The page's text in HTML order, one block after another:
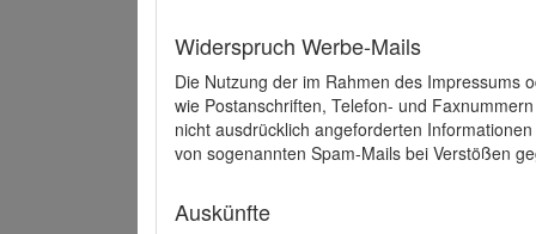
Widerspruch Werbe-Mails
Die Nutzung der im Rahmen des Impressums
wie Postanschriften, Telefon- und
nicht ausdrücklich angeforderten
von sogenannten Spam-Mails bei Verstößen
Auskünfte